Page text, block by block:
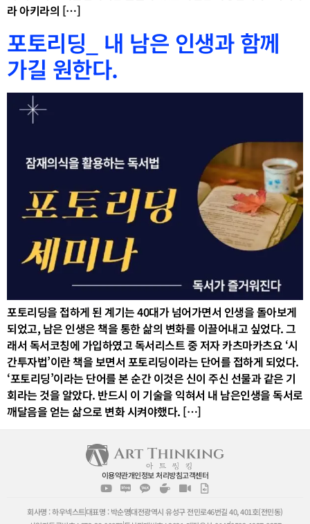
라 아키라의 […]
포토리딩_ 내 남은 인생과 함께
가길 원한다.
포토리딩을 접하게 된 계기는 40대가 넘어가면서 인생을 돌아보게
되었고, 남은 인생은 책을 통한 삶의 변화를 이끌어내고 싶었다. 그
래서 독서코칭에 가입하였고 독서리스트 중 저자 카츠마카츠요 ‘시
간투자법’이란 책을 보면서 포토리딩이라는 단어를 접하게 되었다.
‘포토리딩’이라는 단어를 본 순간 이것은 신이 주신 선물과 같은 기
회라는 것을 알았다. 반드시 이 기술을 익혀서 내 남은인생을 독서로
깨달음을 얻는 삶으로 변화 시켜야했다. […]
이용약관개인정보 처리방침고객센터
회사명 : 하우넥스트대표명 : 박순명대전광역시 유성구 전민로46번길 40, 401호(전민동)